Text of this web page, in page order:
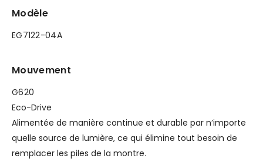
Modèle
EG7122-04A
Mouvement
G620
Eco-Drive
Alimentée de manière continue et durable par n’importe
quelle source de lumière, ce qui élimine tout besoin de
remplacer les piles de la montre.